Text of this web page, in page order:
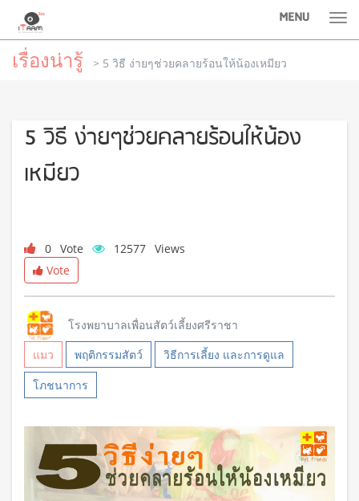
MENU
เรื่องน่ารู้ > 5 วิธี ง่ายๆช่วยคลายร้อนให้น้องเหมียว
5 วิธี ง่ายๆช่วยคลายร้อนให้น้อง
เหมียว
0 Vote 12577 Views
Vote
โรงพยาบาลเพื่อนสัตว์เลี้ยงศรีราชา
แมว
พฤติกรรมสัตว์
วิธีการเลี้ยง และการดูแล
โภชนาการ